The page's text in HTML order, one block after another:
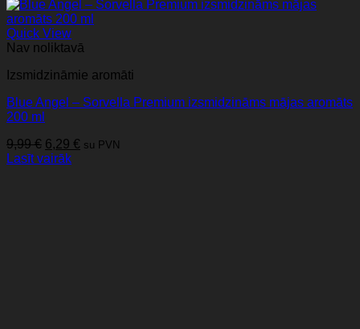
Quick View
Nav noliktavā
Izsmidzināmie aromāti
Blue Angel – Sorvella Premium izsmidzināms mājas aromāts
200 ml
9,99€ Original
price
6,29 € Current
su PVN
Lasīt vairāk